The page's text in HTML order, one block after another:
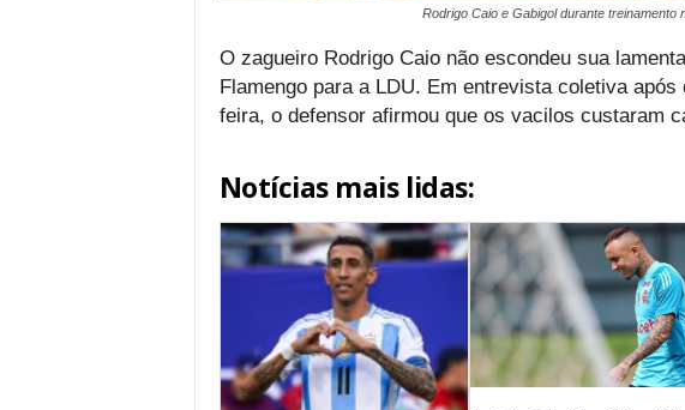
Rodrigo Caio e Gabigol durante treinamento
O zagueiro Rodrigo Caio não escondeu sua
Flamengo para a LDU. Em entrevista coletiva
feira, o defensor afirmou que os vacilos custaram
Notícias mais lidas: